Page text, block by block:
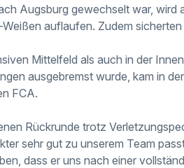
Augsburg gewechselt war, wird
auflaufen. Zudem
Mittelfeld als auch in der
ausgebremst wurde, kam in
FCA.
Rückrunde trotz
sehr gut zu unserem Team
dass er uns nach einer